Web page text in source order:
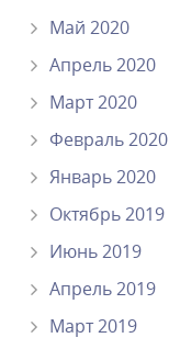
Май 2020
Апрель 2020
Март 2020
Февраль 2020
Январь 2020
Октябрь 2019
Июнь 2019
Апрель 2019
Март 2019